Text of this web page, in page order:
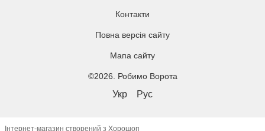
Контакти
Повна версія сайту
Мапа сайту
©2026. Робимо Ворота
Укр Рус
Інтернет-магазин створений з Хорошоп